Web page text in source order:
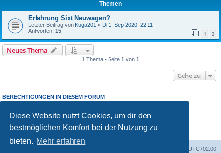
Diese Website nutzt Cookies, um dir den
bestmöglichen Komfort bei der Nutzung zu
bieten. Mehr erfahren
Themen
Erfahrung Sixt Neuwagen?
Letzter Beitrag von Kuga201 « Di 1. Sep 2020, 22:11
Antworten: 15 1 2
Neues Thema
1 Thema • Seite 1 von 1
Gehe zu
BERECHTIGUNGEN IN DIESEM FORUM
Du darfst keineAntworten zu Themen in diesem Forum erstellen.
Du darfst deine Beiträge in diesem Forumnichtändern.
Du darfst deine Beiträge in diesem Forum nicht löschen.
keine
UTC+02:00